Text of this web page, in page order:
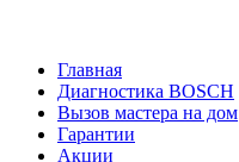
Главная
Диагностика BOSCH
Вызов мастера на дом
Гарантии
Акции